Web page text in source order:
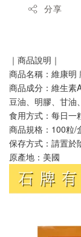
分享
｜商品說明｜
商品名稱：維康明
商品成分：維生素
豆油、明膠、甘油
食⽤⽅式：每日一
商品規格：100粒/
保存⽅式：請置於
原產地：美國